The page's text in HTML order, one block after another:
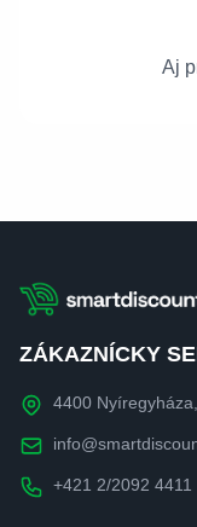
Aj
ZÁKAZNÍCKY
4400
+421 2/2092 4411